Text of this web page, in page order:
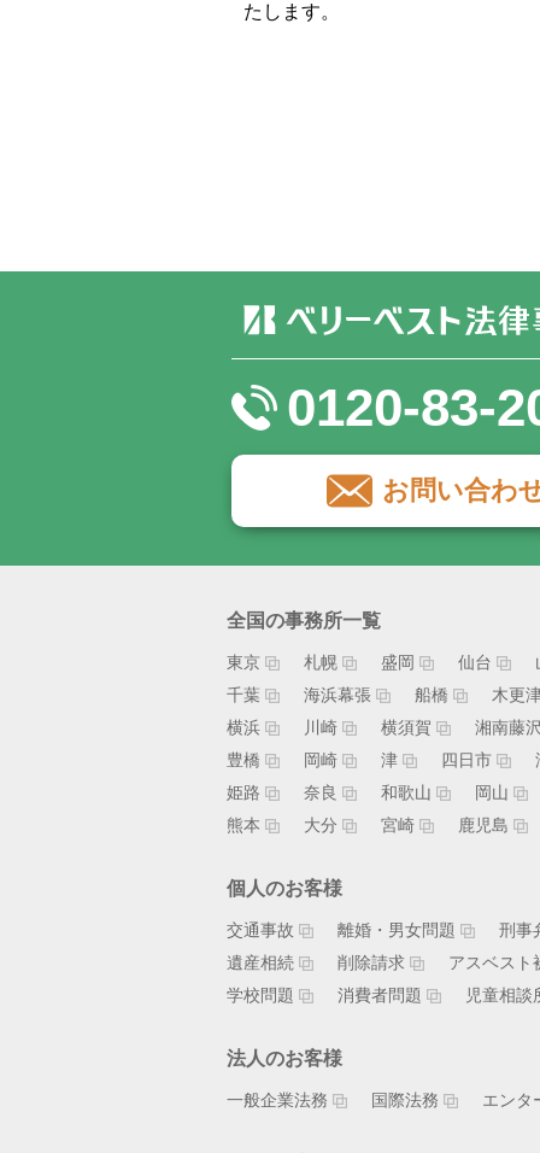
たします。
0120-83-
お問い合わ
全国の事務所一覧
東京 札幌 盛岡 仙台
千葉
海浜幕張 船橋
木更
横浜
川崎 横須賀
湘南藤
豊橋
岡崎 津 四日市
姫路
奈良 和歌山
岡山
熊本
大分 宮崎 鹿児島
個人のお客様
交通事故 離婚・男女問題
刑事
遺産相続
削除請求
アスベスト
学校問題
消費者問題 児童相談
法人のお客様
一般企業法務 国際法務 エンタ